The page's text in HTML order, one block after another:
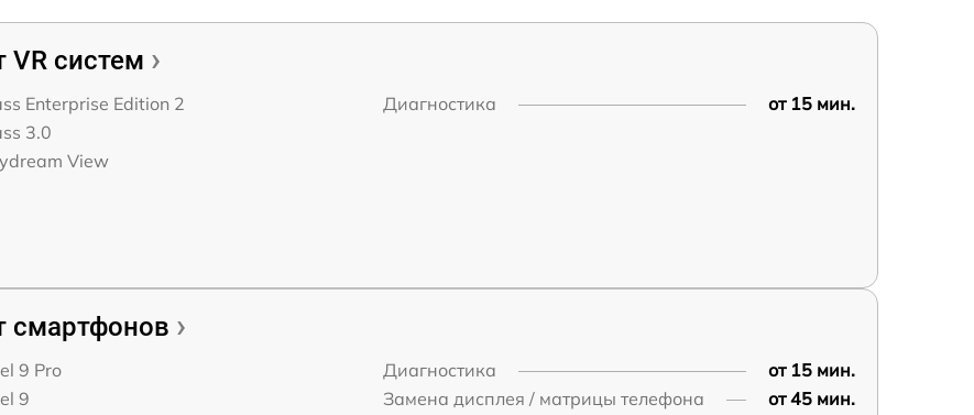
VR систем
Enterprise Edition 2
3.0
View
Диагностика от 15 мин.
смартфонов
9 Pro
9
Диагностика
от 15 мин.
Замена дисплея / матрицы телефона
от 45 мин.